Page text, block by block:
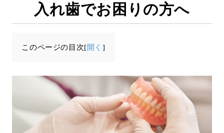
入れ歯でお困りの方へ
このページの目次[開く ]